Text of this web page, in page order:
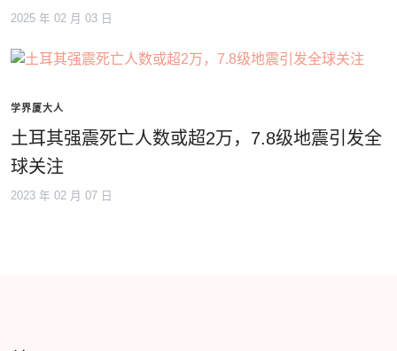
2025 年 02 月 03 日
学界厦大人
土耳其强震死亡人数或超2万，7.8级地震引发全
球关注
2023 年 02 月 07 日